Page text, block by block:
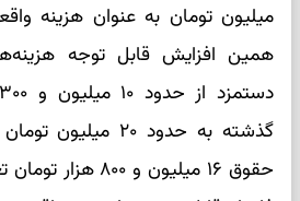
میلیون تومان به عنوان هزینه
همین افزایش قابل توجه
گذشته به حدود ۲۰
حقوق ۱۶ میلیون و